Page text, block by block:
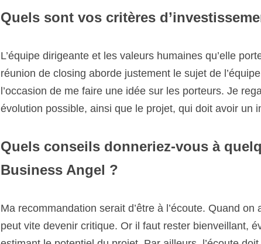
L’équipe dirigeante et les valeurs humaines qu’elle porte
idée sur les porteurs. Je regarde ensuite le marché, son
qui doit avoir un impact positif, être innovant et
Quels conseils donneriez-vous à
Ma recommandation serait d’être à l’écoute. Quand on
potentiel du projet. Par ailleurs, l’écoute doit se faire dans
également être capable d’entendre que son projet